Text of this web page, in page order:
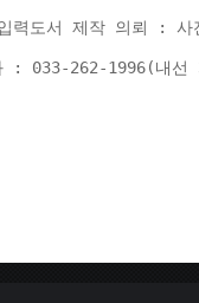
력도서 제작 의뢰 :
: 033-262-1996(내선